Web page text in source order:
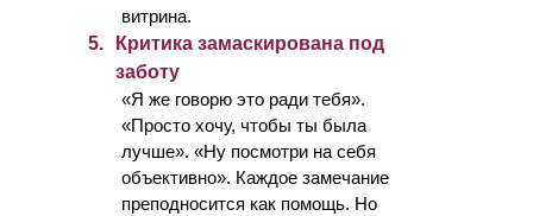
витрина.
5.
Критика замаскирована под
заботу
«Я же говорю это ради тебя».
«Просто хочу, чтобы ты была
лучше». «Ну посмотри на себя
объективно». Каждое замечание
преподносится как помощь. Но